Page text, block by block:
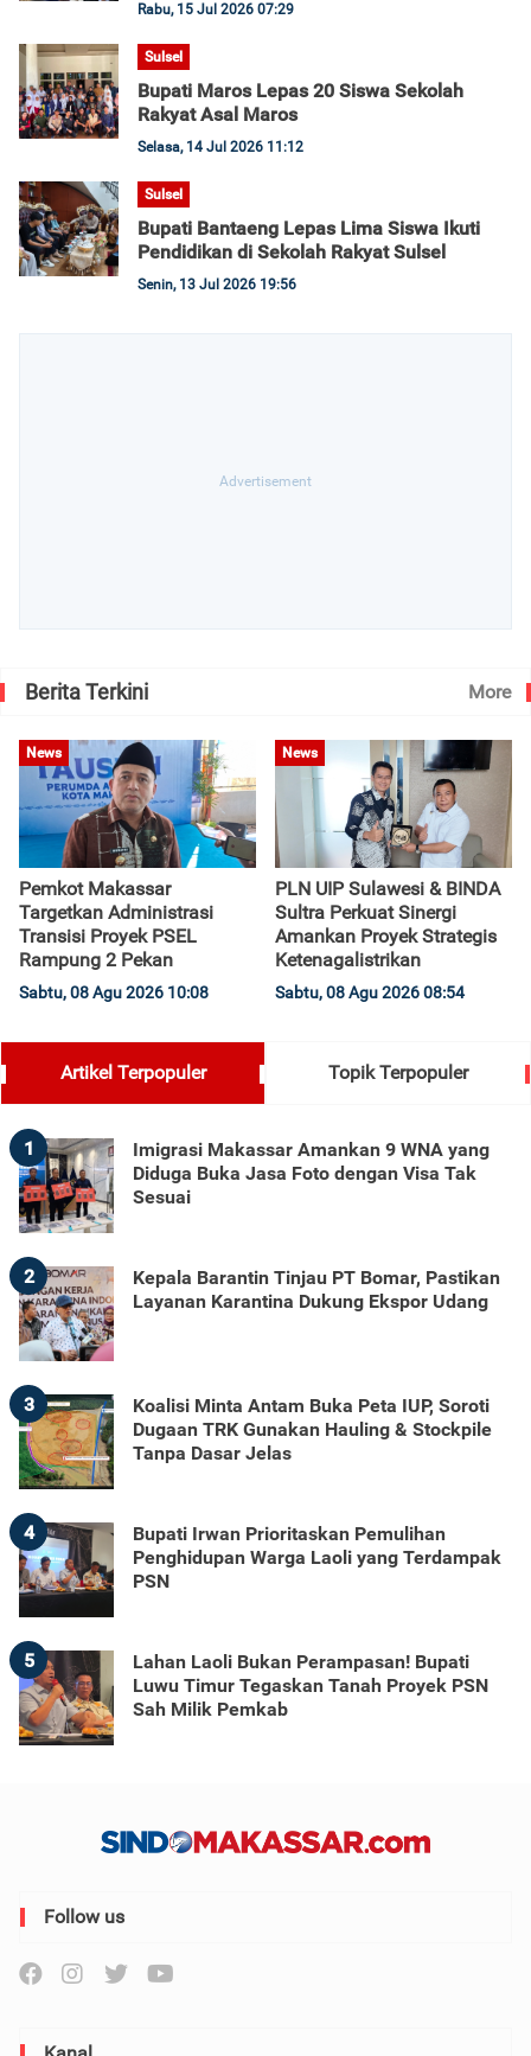
Rabu, 15 Jul 2026 07:29
Sulsel
Bupati Maros Lepas 20 Siswa Sekolah
Rakyat Asal Maros
Selasa, 14 Jul 2026 11:12
Sulsel
Bupati Bantaeng Lepas Lima Siswa Ikuti
Pendidikan di Sekolah Rakyat Sulsel
Senin, 13 Jul 2026 19:56
Berita Terkini More
News
Pemkot Makassar
Targetkan Administrasi
Transisi Proyek PSEL
Rampung 2 Pekan
Sabtu, 08 Agu 2026 10:08
News
PLN UIP Sulawesi & BINDA
Sultra Perkuat Sinergi
Amankan Proyek Strategis
Ketenagalistrikan
Sabtu, 08 Agu 2026 08:54
Artikel Terpopuler Topik Terpopuler
1
Imigrasi Makassar Amankan 9 WNA yang
Diduga Buka Jasa Foto dengan Visa Tak
Sesuai
2
Kepala Barantin Tinjau PT Bomar, Pastikan
Layanan Karantina Dukung Ekspor Udang
3
Koalisi Minta Antam Buka Peta IUP, Soroti
Dugaan TRK Gunakan Hauling & Stockpile
Tanpa Dasar Jelas
4
Bupati Irwan Prioritaskan Pemulihan
Penghidupan Warga Laoli yang Terdampak
PSN
5
Lahan Laoli Bukan Perampasan! Bupati
Luwu Timur Tegaskan Tanah Proyek PSN
Sah Milik Pemkab
Follow us